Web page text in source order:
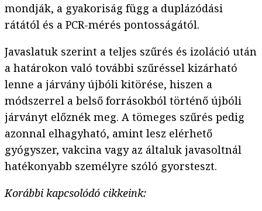
mondják, a gyakoriság függ a duplázódási
rátától és a PCR-mérés pontosságától.
Javaslatuk szerint a teljes szűrés és izoláció után
a határokon való további szűréssel kizárható
lenne a járvány újbóli kitörése, hiszen a
módszerrel a belső forrásokból történő újbóli
járványt előznék meg. A tömeges szűrés pedig
azonnal elhagyható, amint lesz elérhető
gyógyszer, vakcina vagy az általuk javasoltnál
hatékonyabb személyre szóló gyorsteszt.
Korábbi kapcsolódó cikkeink: